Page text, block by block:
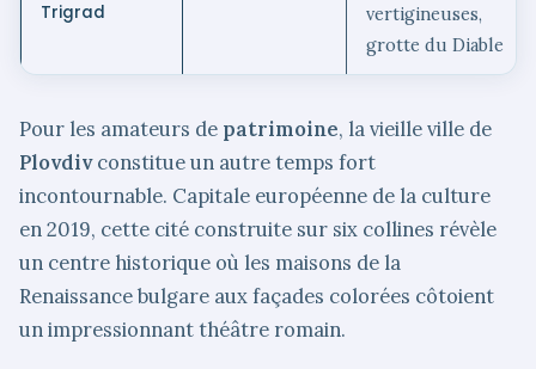
Trigrad
vertigineuses,
grotte du Diable
Pour les amateurs de patrimoine, la vieille ville de
Plovdivconstitue un autre temps fort
incontournable. Capitale européenne de la culture
en 2019, cette cité construite sur six collines révèle
un centre historique où les maisons de la
Renaissance bulgare aux façades colorées côtoient
un impressionnant théâtre romain.